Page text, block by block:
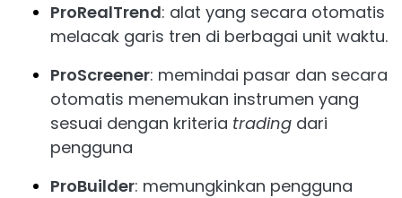
ProRealTrend: alat yang secara otomatis
melacak garis tren di berbagai unit waktu.
ProScreener: memindai pasar dan secara
otomatis menemukan instrumen yang
sesuai dengan kriteria trading dari
pengguna
ProBuilder: memungkinkan pengguna